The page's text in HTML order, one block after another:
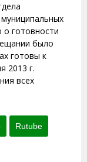
готовности
было
готовы к
2013 г.
всех
Rutube